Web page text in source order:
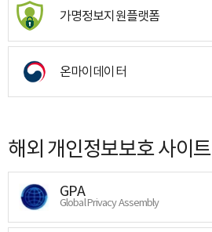
가명정보지원플랫폼
온마이데이터
해외 개인정보보호 사이트
GPA
Global Privacy Assembly